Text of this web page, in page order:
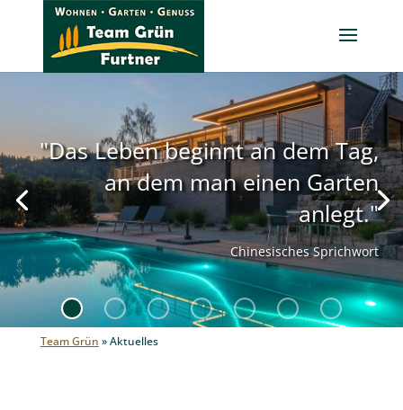
"Das Leben beginnt an dem Tag,
an dem man einen Garten
anlegt."
Chinesisches Sprichwort
Team Grün »Aktuelles